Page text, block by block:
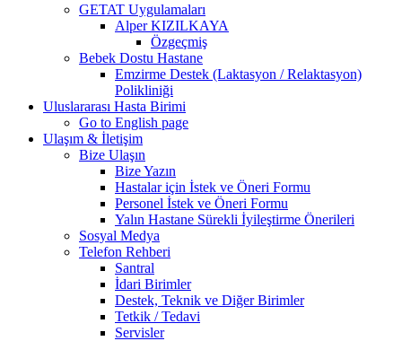
GETAT Uygulamaları
Alper KIZILKAYA
Özgeçmiş
Bebek Dostu Hastane
Emzirme Destek (Laktasyon / Relaktasyon)
Polikliniği
Uluslararası Hasta Birimi
Go to English page
Ulaşım & İletişim
Bize Ulaşın
Bize Yazın
Hastalar için İstek ve Öneri Formu
Personel İstek ve Öneri Formu
Yalın Hastane Sürekli İyileştirme Önerileri
Sosyal Medya
Telefon Rehberi
Santral
İdari Birimler
Destek, Teknik ve Diğer Birimler
Tetkik / Tedavi
Servisler